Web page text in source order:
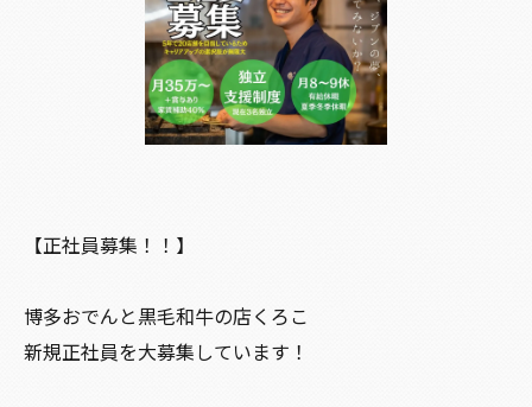
【正社員募集！！】
博多おでんと黒毛和牛の店くろこ
新規正社員を大募集しています！